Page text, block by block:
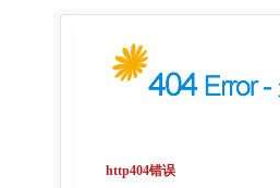
http404错误